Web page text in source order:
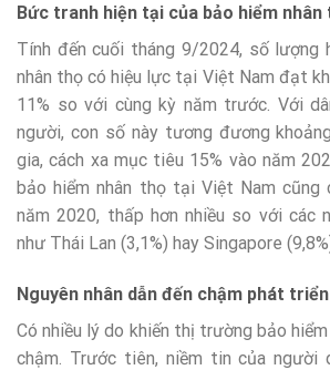
Bức tranh hiện tại của bảo hiểm nhân
Tính đến cuối tháng 9/2024, số lượng
nhân thọ có hiệu lực tại Việt Nam đạt
11% so với cùng kỳ năm trước. Với
người, con số này tương đương
gia, cách xa mục tiêu 15% vào năm
bảo hiểm nhân thọ tại Việt Nam cũng
năm 2020, thấp hơn nhiều so với các
như Thái Lan (3,1%) hay Singapore
Nguyên nhân dẫn đến chậm phát triển
Có nhiều lý do khiến thị trường bảo
chậm. Trước tiên, niềm tin của người